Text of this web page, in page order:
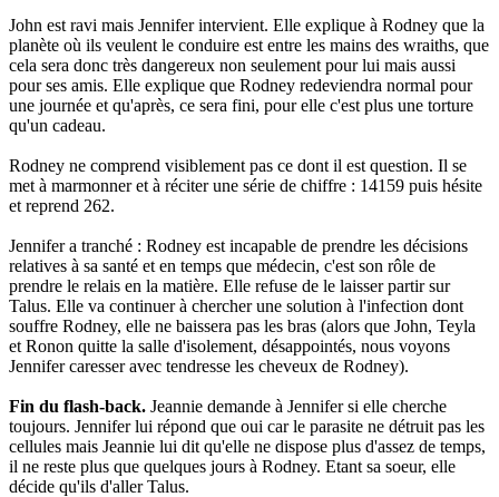
John est ravi mais Jennifer intervient. Elle explique à Rodney que la
planète où ils veulent le conduire est entre les mains des wraiths, que
cela sera donc très dangereux non seulement pour lui mais aussi
pour ses amis. Elle explique que Rodney redeviendra normal pour
une journée et qu'après, ce sera fini, pour elle c'est plus une torture
qu'un cadeau.
Rodney ne comprend visiblement pas ce dont il est question. Il se
met à marmonner et à réciter une série de chiffre : 14159 puis hésite
et reprend 262.
Jennifer a tranché : Rodney est incapable de prendre les décisions
relatives à sa santé et en temps que médecin, c'est son rôle de
prendre le relais en la matière. Elle refuse de le laisser partir sur
Talus. Elle va continuer à chercher une solution à l'infection dont
souffre Rodney, elle ne baissera pas les bras (alors que John, Teyla
et Ronon quitte la salle d'isolement, désappointés, nous voyons
Jennifer caresser avec tendresse les cheveux de Rodney).
Fin du flash-back. Jeannie demande à Jennifer si elle cherche
toujours. Jennifer lui répond que oui car le parasite ne détruit pas les
cellules mais Jeannie lui dit qu'elle ne dispose plus d'assez de temps,
il ne reste plus que quelques jours à Rodney. Etant sa soeur, elle
décide qu'ils d'aller Talus.